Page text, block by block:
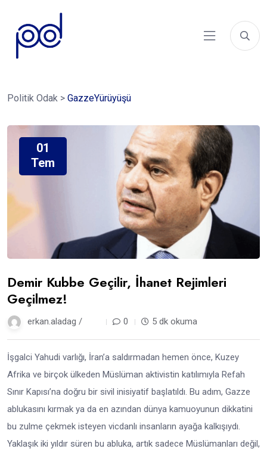
Politik Odak > GazzeYürüyüşü
01
Tem
Demir Kubbe Geçilir, İhanet Rejimleri
Geçilmez!
erkan.aladag / 0 5 dk okuma
İşgalci Yahudi varlığı, İran’a saldırmadan hemen önce, Kuzey
Afrika ve birçok ülkeden Müslüman aktivistin katılımıyla Refah
Sınır Kapısı’na doğru bir sivil inisiyatif başlatıldı. Bu adım, Gazze
ablukasını kırmak ya da en azından dünya kamuoyunun dikkatini
bu zulme çekmek isteyen vicdanlı insanların ayağa kalkışıydı.
Yaklaşık iki yıldır süren bu abluka, artık sadece Müslümanları değil,